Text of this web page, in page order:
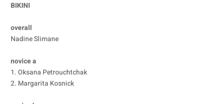
BIKINI
overall
Nadine Slimane
novice a
1. Oksana Petrouchtchak
2. Margarita Kosnick